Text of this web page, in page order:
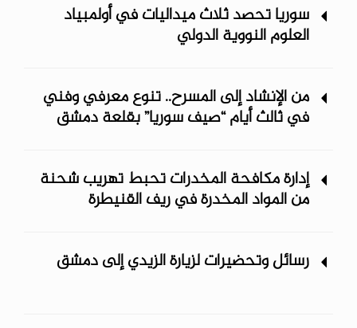
سوريا تحصد ثلاث ميداليات في أولمبياد
العلوم النووية الدولي
من الإنشاد إلى المسرح.. تنوع معرفي وفني
في ثالث أيام “صيف سوريا” ‏بقلعة دمشق
إدارة مكافحة المخدرات تحبط تهريب شحنة
من المواد المخدرة في ريف ‏القنيطرة
رسائل وتحضيرات لزيارة الزيدي إلى دمشق